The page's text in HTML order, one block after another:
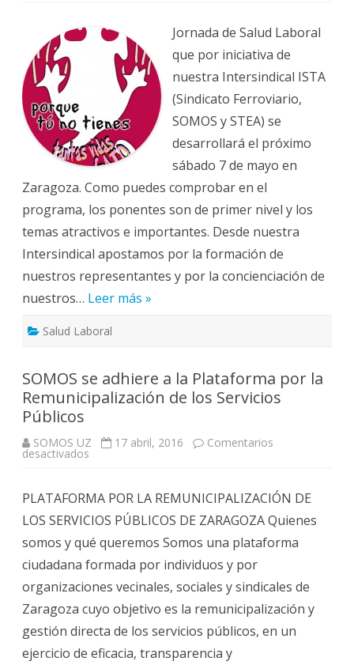
vidas:
Jornada
Salud
Laboral
Jornada de Salud Laboral
que por iniciativa de
nuestra Intersindical ISTA
(Sindicato Ferroviario,
SOMOS y STEA) se
desarrollará el próximo
sábado 7 de mayo en
Zaragoza. Como puedes comprobar en el
programa, los ponentes son de primer nivel y los
temas atractivos e importantes. Desde nuestra
Intersindical apostamos por la formación de
nuestros representantes y por la concienciación de
nuestros… Leer más »
Salud Laboral
SOMOS se adhiere a la Plataforma por la
Remunicipalización de los Servicios
Públicos
SOMOS UZ 17 abril, 2016 Comentarios
desactivados
a
la
Plataforma
por
la
Remunicipalización
de
los
Servicios
Públicos
PLATAFORMA POR LA REMUNICIPALIZACIÓN DE
LOS SERVICIOS PÚBLICOS DE ZARAGOZA Quienes
somos y qué queremos Somos una plataforma
ciudadana formada por individuos y por
organizaciones vecinales, sociales y sindicales de
Zaragoza cuyo objetivo es la remunicipalización y
gestión directa de los servicios públicos, en un
ejercicio de eficacia, transparencia y